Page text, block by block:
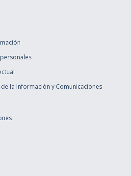
la Información y Comunicaciones